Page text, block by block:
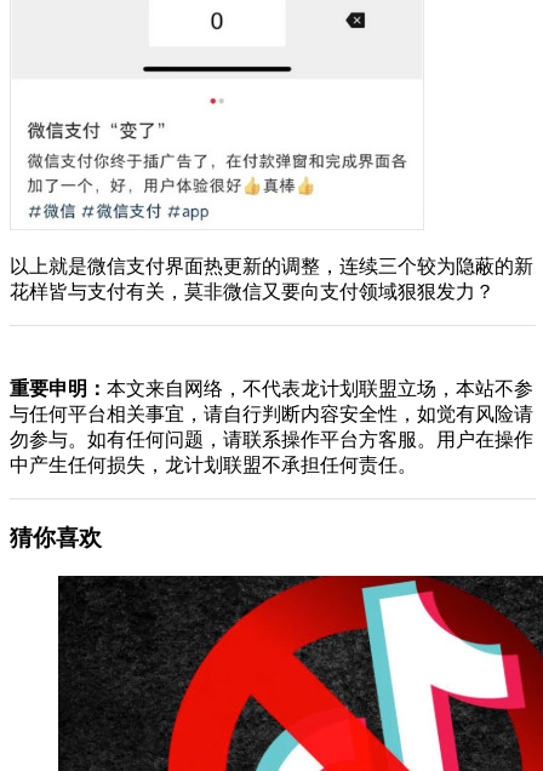
以上就是微信支付界面热更新的调整，连续三个较为隐蔽的新
花样皆与支付有关，莫非微信又要向支付领域狠狠发力？
重要申明： 本文来自网络，不代表龙计划联盟立场，本站不参
与任何平台相关事宜，请自行判断内容安全性，如觉有风险请
勿参与。如有任何问题，请联系操作平台方客服。用户在操作
中产生任何损失，龙计划联盟不承担任何责任。
猜你喜欢